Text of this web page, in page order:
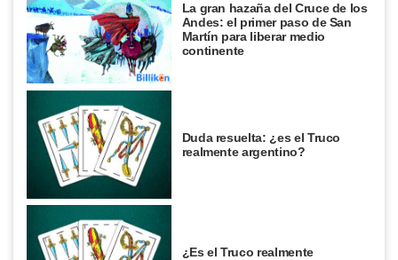
La gran hazaña del Cruce de los
Andes: el primer paso de San
Martín para liberar medio
continente
Duda resuelta: ¿es el Truco
realmente argentino?
¿Es el Truco realmente